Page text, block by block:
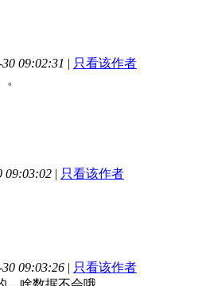
09:02:31 | 只看该作者
09:03:02 | 只看该作者
09:03:26 | 只看该作者